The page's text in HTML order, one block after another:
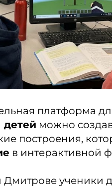
платформа
детей можно
построения,
в интерактивной
Дмитрове ученики